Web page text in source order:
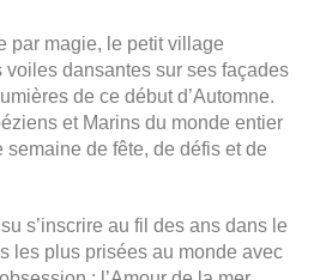
par magie, le petit village
voiles dansantes sur ses façades
de ce début d’Automne.
et Marins du monde entier
semaine de fête, de défis et de
s’inscrire au fil des ans dans le
les plus prisées au monde avec